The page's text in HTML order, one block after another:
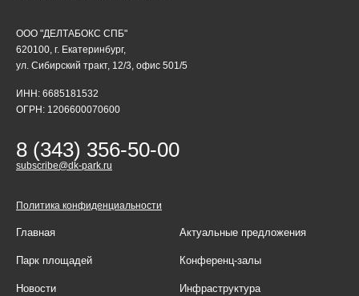
ООО "ДЕЛТАБОКС СПБ"
620100, г. Екатеринбург,
ул. Сибирский тракт, 12/3, офис 501/5
ИНН: 6685181532
ОГРН: 1206600070600
8 (343) 356-50-00
subscribe@dk-park.ru
Политика конфиденциальности
Главная Актуальные предложения
Парк площадей Конференц-залы
Новости Инфраструктура